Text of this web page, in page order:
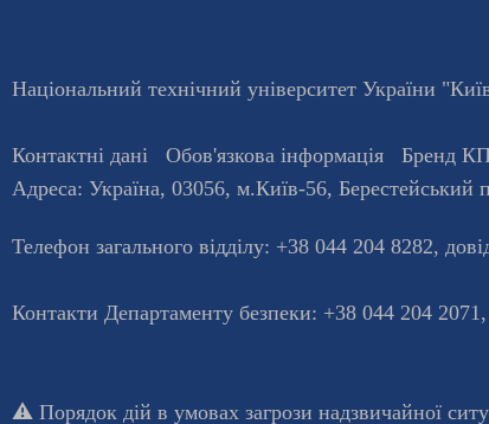
Національний технічний університет України
Контактні дані Обов'язкова інформація Бренд
Адреса: Україна, 03056, м.Київ-56, Берестейський
Телефон загального відділу: +38 044 204 8282,
Контакти Департаменту безпеки: +38 044 204
⚠️ Порядок дій в умовах загрози надзвичайної